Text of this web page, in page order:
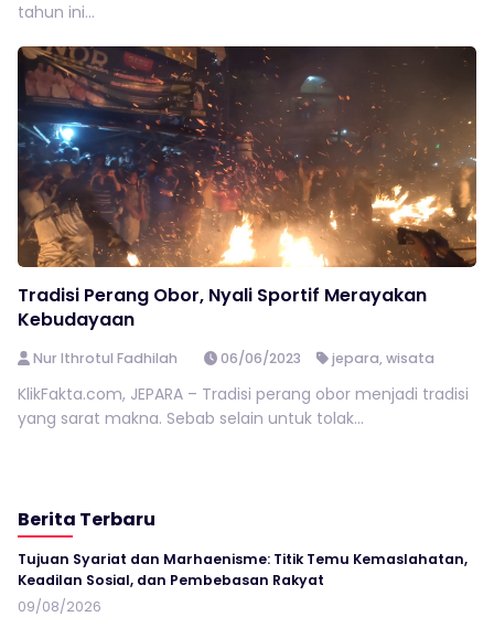
tahun ini...
Tradisi Perang Obor, Nyali Sportif Merayakan
Kebudayaan
Nur Ithrotul Fadhilah 06/06/2023 jepara,wisata
KlikFakta.com, JEPARA – Tradisi perang obor menjadi tradisi
yang sarat makna. Sebab selain untuk tolak...
Berita Terbaru
Tujuan Syariat dan Marhaenisme: Titik Temu Kemaslahatan,
Keadilan Sosial, dan Pembebasan Rakyat
09/08/2026